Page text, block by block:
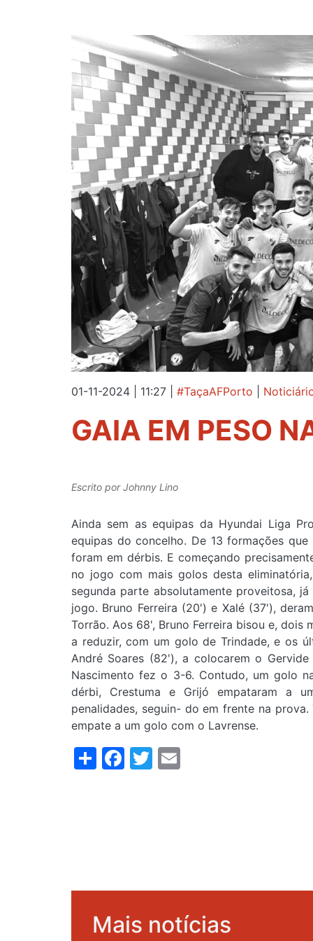
01-11-2024 | 11:27 #TaçaAFPorto
GAIA EM PESO
Escrito porJohnny Lino
Ainda sem as equipas da Hyundai Liga
equipas do concelho. De 13 formações
foram em dérbis. E começando
no jogo com mais golos desta
segunda parte absolutamente proveitosa,
jogo. Bruno Ferreira (20') e Xalé (37'),
Torrão. Aos 68', Bruno Ferreira bisou e, dois
a reduzir, com um golo de Trindade, e os
André Soares (82'), a colocarem o
Nascimento fez o 3-6. Contudo, um golo
dérbi, Crestuma e Grijó empataram a
penalidades, seguin- do em frente na
empate a um golo com o Lavrense.
ShareFacebook
Twitter
Mais notícias